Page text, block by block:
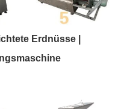
Erdnüsse |